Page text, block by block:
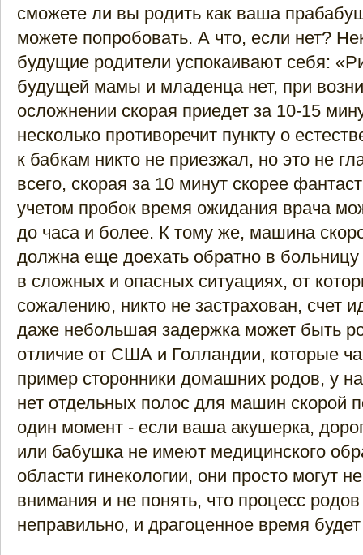
сможете ли вы родить как ваша
можете попробовать. А что, если нет?
будущие родители успокаивают себя:
будущей мамы и младенца нет, при
осложнении скорая приедет за 10-15
несколько противоречит пункту о
к бабкам никто не приезжал, но это не
всего, скорая за 10 минут скорее
учетом пробок время ожидания врача
до часа и более. К тому же, машина
должна еще доехать обратно в
в сложных и опасных ситуациях, от
сожалению, никто не застрахован, счет
даже небольшая задержка может быть
отличие от США и Голландии, которые
пример сторонники домашних родов, у
нет отдельных полос для машин
один момент - если ваша акушерка,
или бабушка не имеют медицинского
области гинекологии, они просто могут
внимания и не понять, что процесс
неправильно, и драгоценное время